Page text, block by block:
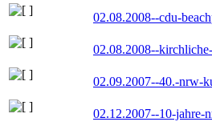
02.08.2008--cdu-
02.08.2008--
02.09.2007--40.-nrw-
02.12.2007--10-jahre-